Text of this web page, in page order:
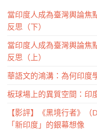
當印度人成為臺灣輿論焦
反思（下）
當印度人成為臺灣輿論焦
反思（上）
華語文的鴻溝：為何印度
板球場上的異質空間：印
【影評】《黑境行者》（
「新印度」的銀幕想像